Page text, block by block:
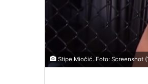
Stipe Miočić. Foto: Screenshot